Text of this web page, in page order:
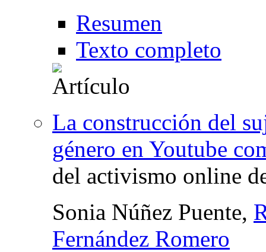
Resumen
Texto completo
La construcción del
género en Youtube
del activismo online
Sonia Núñez Puente,
Fernández Romero